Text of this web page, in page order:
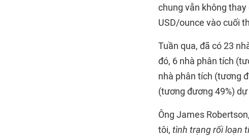
chung vẫn không
USD/ounce vào cuối
Tuần qua, đã có 23
đó, 6 nhà phân tích
nhà phân tích (tương
(tương đương 49%)
Ông James
tôi, tình trạng rối loạn